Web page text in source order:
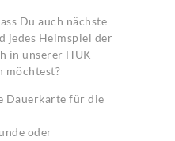
Du auch nächste
jedes Heimspiel der
in unserer HUK-
möchtest?
Dauerkarte für die
oder